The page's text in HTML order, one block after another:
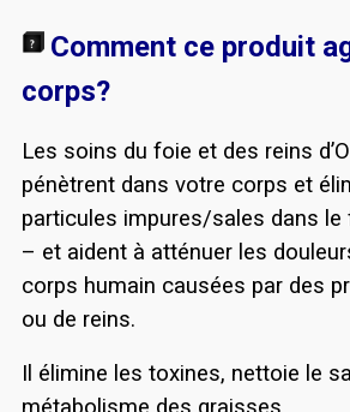
Comment ce produit
corps?
Les soins du foie et des reins
pénètrent dans votre corps et
particules impures/sales dans le
– et aident à atténuer les
corps humain causées par des
ou de reins.
Il élimine les toxines, nettoie le